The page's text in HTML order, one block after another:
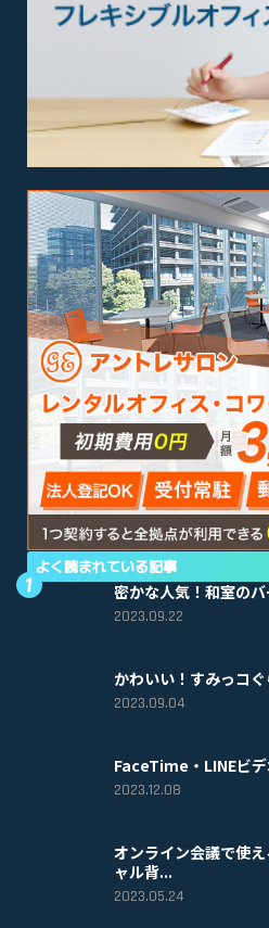
よく読まれている記事
密かな人気！和室の
2023.09.22
かわいい！すみっコ
2023.09.04
FaceTime・LINEビ
2023.12.08
オンライン会議で使
ャル背...
2023.05.24